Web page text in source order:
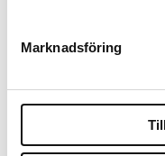
Marknadsföring
kan